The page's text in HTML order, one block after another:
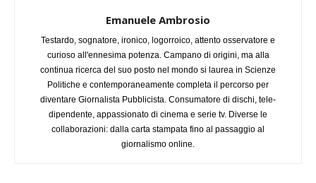
Emanuele Ambrosio
Testardo, sognatore, ironico, logorroico, attento osservatore e
curioso all'ennesima potenza. Campano di origini, ma alla
continua ricerca del suo posto nel mondo si laurea in Scienze
Politiche e contemporaneamente completa il percorso per
diventare Giornalista Pubblicista. Consumatore di dischi, tele-
dipendente, appassionato di cinema e serie tv. Diverse le
collaborazioni: dalla carta stampata fino al passaggio al
giornalismo online.